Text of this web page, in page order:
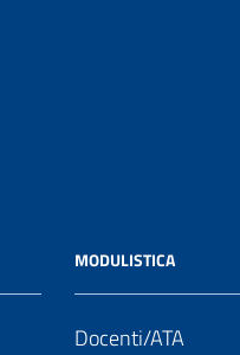
MODULISTICA
Docenti/ATA